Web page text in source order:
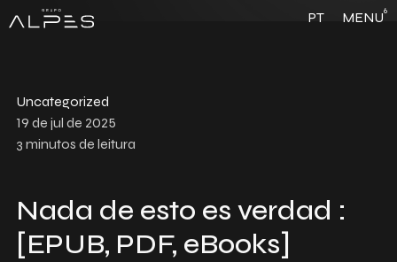
PT MENU6
Uncategorized
19 de jul de 2025
3 minutos de leitura
Nada de esto es verdad :
[EPUB, PDF, eBooks]